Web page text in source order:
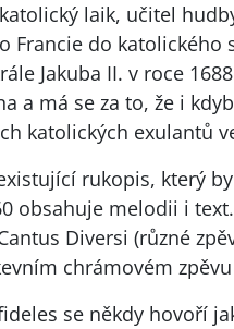
laik, učitel
Francie do
Jakuba II. v roce
a má se za to, že i
katolických exulantů
rukopis, který
obsahuje melodii i
Diversi (různé
chrámovém
se někdy hovoří